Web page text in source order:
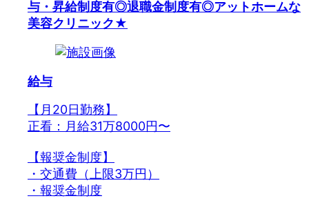
与・昇給制度有◎退職金制度有◎アットホームな
美容クリニック★
給与
【月20日勤務】
正看：月給31万8000円〜
【報奨金制度】
・交通費（上限3万円）
・報奨金制度